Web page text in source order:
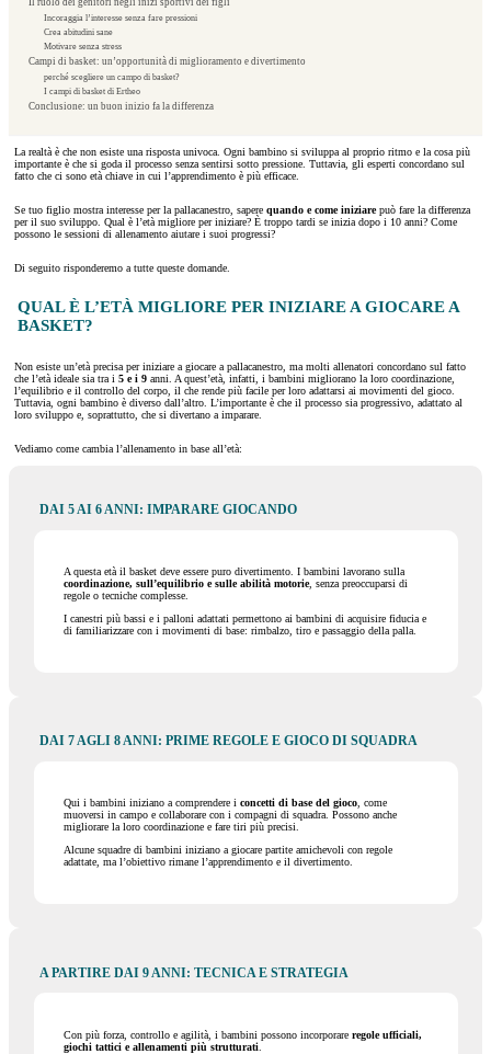
Il ruolo dei genitori negli inizi sportivi dei figli
Incoraggia l’interesse senza fare pressioni
Crea abitudini sane
Motivare senza stress
Campi di basket: un’opportunità di miglioramento e divertimento
perché scegliere un campo di basket?
I campi di basket di Ertheo
Conclusione: un buon inizio fa la differenza
La realtà è che non esiste una risposta univoca. Ogni bambino si sviluppa al proprio ritmo e la cosa più
importante è che si goda il processo senza sentirsi sotto pressione. Tuttavia, gli esperti concordano sul
fatto che ci sono età chiave in cui l’apprendimento è più efficace.
Se tuo figlio mostra interesse per la pallacanestro, sapere quando e come iniziarepuò fare la differenza
per il suo sviluppo. Qual è l’età migliore per iniziare? È troppo tardi se inizia dopo i 10 anni? Come
possono le sessioni di allenamento aiutare i suoi progressi?
Di seguito risponderemo a tutte queste domande.
QUAL È L’ETÀ MIGLIORE PER INIZIARE A GIOCARE A
BASKET?
Non esiste un’età precisa per iniziare a giocare a pallacanestro, ma molti allenatori concordano sul fatto
che l’età ideale sia tra i 5 e i 9 anni. A quest’età, infatti, i bambini migliorano la loro coordinazione,
l’equilibrio e il controllo del corpo, il che rende più facile per loro adattarsi ai movimenti del gioco.
Tuttavia, ogni bambino è diverso dall’altro. L’importante è che il processo sia progressivo, adattato al
loro sviluppo e, soprattutto, che si divertano a imparare.
Vediamo come cambia l’allenamento in base all’età:
DAI 5 AI 6 ANNI: IMPARARE GIOCANDO
A questa età il basket deve essere puro divertimento. I bambini lavorano sulla
coordinazione, sull’equilibrio e sulle abilità motorie, senza preoccuparsi di
regole o tecniche complesse.
I canestri più bassi e i palloni adattati permettono ai bambini di acquisire fiducia e
di familiarizzare con i movimenti di base: rimbalzo, tiro e passaggio della palla.
DAI 7 AGLI 8 ANNI: PRIME REGOLE E GIOCO DI SQUADRA
Qui i bambini iniziano a comprendere i concetti di base del gioco, come
muoversi in campo e collaborare con i compagni di squadra. Possono anche
migliorare la loro coordinazione e fare tiri più precisi.
Alcune squadre di bambini iniziano a giocare partite amichevoli con regole
adattate, ma l’obiettivo rimane l’apprendimento e il divertimento.
A PARTIRE DAI 9 ANNI: TECNICA E STRATEGIA
Con più forza, controllo e agilità, i bambini possono incorporare regole ufficiali,
giochi tattici e allenamenti più strutturati